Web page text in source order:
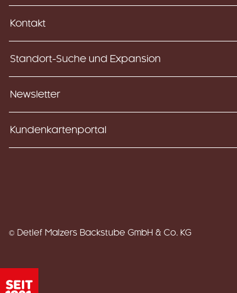
Kontakt
Standort-Suche und Expansion
Newsletter
Kundenkartenportal
© Detlef Malzers Backstube GmbH & Co. KG